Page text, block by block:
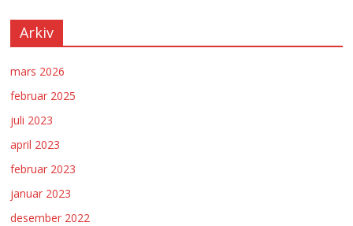
Arkiv
mars 2026
februar 2025
juli 2023
april 2023
februar 2023
januar 2023
desember 2022